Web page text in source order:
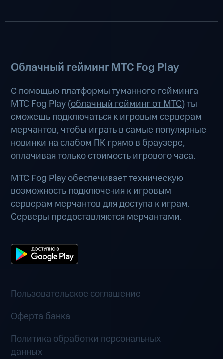
Облачный гейминг МТС Fog Play
С помощью платформы туманного гейминга
МТС Fog Play (облачный гейминг от МТС) ты
сможешь подключаться к игровым серверам
мерчантов, чтобы играть в самые популярные
новинки на слабом ПК прямо в браузере,
оплачивая только стоимость игрового часа.
МТС Fog Play обеспечивает техническую
возможность подключения к игровым
серверам мерчантов для доступа к играм.
Серверы предоставляются мерчантами.
Пользовательское соглашение
Оферта банка
Политика обработки персональных
данных